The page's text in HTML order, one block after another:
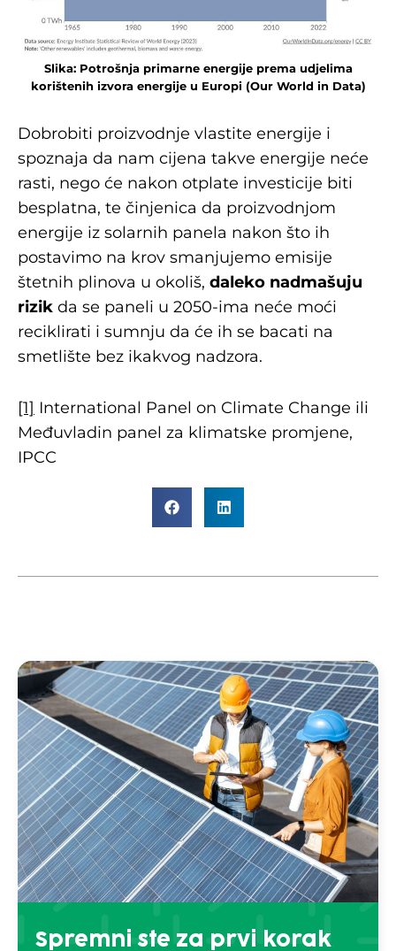
Slika: Potrošnja primarne energije prema udjelima
korištenih izvora energije u Europi (Our World in Data)
Dobrobiti proizvodnje vlastite energije i
spoznaja da nam cijena takve energije neće
rasti, nego će nakon otplate investicije biti
besplatna, te činjenica da proizvodnjom
energije iz solarnih panela nakon što ih
postavimo na krov smanjujemo emisije
štetnih plinova u okoliš, daleko nadmašuju
rizik da se paneli u 2050-ima neće moći
reciklirati i sumnju da će ih se bacati na
smetlište bez ikakvog nadzora.
[1] International Panel on Climate Change ili
Međuvladin panel za klimatske promjene,
IPCC
Spremni ste za prvi korak